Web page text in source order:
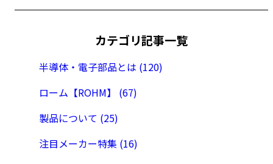
カテゴリ記事一覧
半導体・電子部品とは (120)
ローム【ROHM】 (67)
製品について (25)
注目メーカー特集 (16)